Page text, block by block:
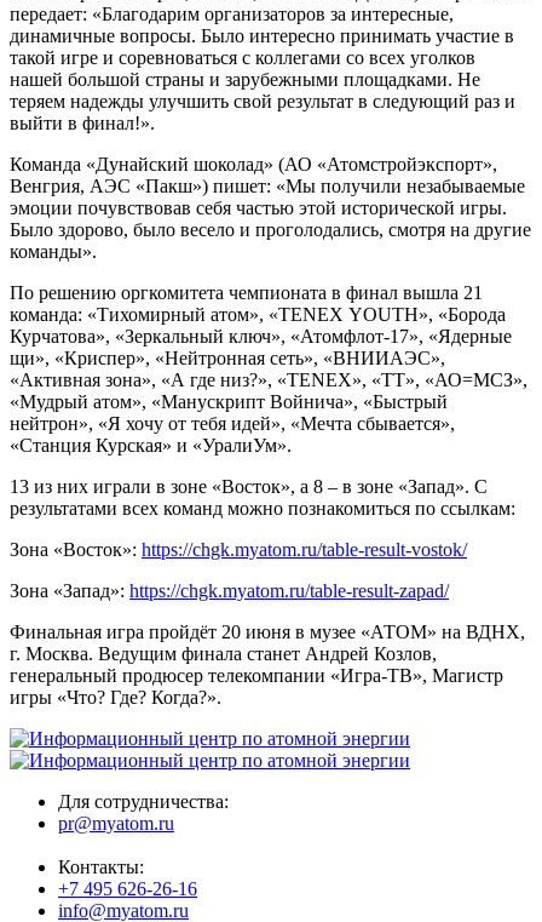
передает: «Благодарим организаторов за интересные,
динамичные вопросы. Было интересно принимать участие в
такой игре и соревноваться с коллегами со всех уголков
нашей большой страны и зарубежными площадками. Не
теряем надежды улучшить свой результат в следующий раз и
выйти в финал!».
Команда «Дунайский шоколад» (АО «Атомстройэкспорт»,
Венгрия, АЭС «Пакш») пишет: «Мы получили незабываемые
эмоции почувствовав себя частью этой исторической игры.
Было здорово, было весело и проголодались, смотря на другие
команды».
По решению оргкомитета чемпионата в финал вышла 21
команда: «Тихомирный атом», «TENEX YOUTH», «Борода
Курчатова», «Зеркальный ключ», «Атомфлот-17», «Ядерные
щи», «Криспер», «Нейтронная сеть», «ВНИИАЭС»,
«Активная зона», «А где низ?», «TENEX», «ТТ», «АО=МСЗ»,
«Мудрый атом», «Манускрипт Войнича», «Быстрый
нейтрон», «Я хочу от тебя идей», «Мечта сбывается»,
«Станция Курская» и «УралиУм».
13 из них играли в зоне «Восток», а 8 – в зоне «Запад». С
результатами всех команд можно познакомиться по ссылкам:
Зона «Восток»: https://chgk.myatom.ru/table-result-vostok/
Зона «Запад»: https://chgk.myatom.ru/table-result-zapad/
Финальная игра пройдёт 20 июня в музее «АТОМ» на ВДНХ,
г. Москва. Ведущим финала станет Андрей Козлов,
генеральный продюсер телекомпании «Игра-ТВ», Магистр
игры «Что? Где? Когда?».
Для сотрудничества:
pr@myatom.ru
Контакты:
+7 495 626-26-16
info@myatom.ru